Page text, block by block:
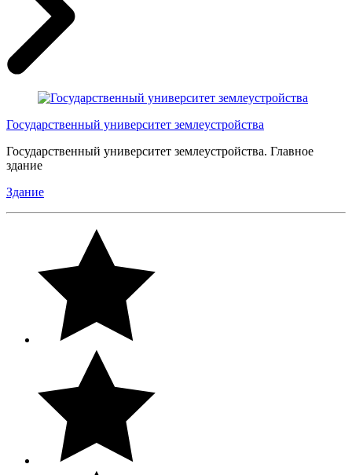
Государственный университет землеустройства
Государственный университет землеустройства. Главное
здание
Здание